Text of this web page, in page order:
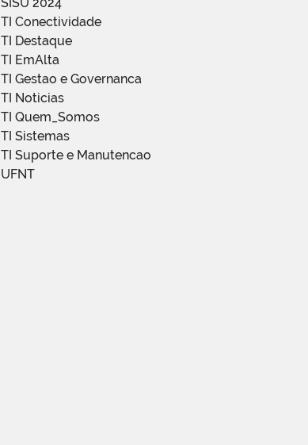
TI Conectividade
TI Destaque
TI EmAlta
TI Gestao e Governanca
TI Noticias
TI Quem_Somos
TI Sistemas
TI Suporte e Manutencao
UFNT